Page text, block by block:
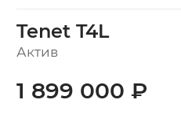
Tenet T4L
Актив
1 899 000 ₽